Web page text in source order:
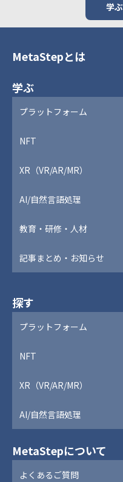
学
MetaStepとは
学ぶ
プラットフォーム
NFT
XR（VR/AR/MR）
AI/自然言語処理
教育・研修・人材
記事まとめ・お知らせ
探す
プラットフォーム
NFT
XR（VR/AR/MR）
AI/自然言語処理
MetaStepについて
よくあるご質問